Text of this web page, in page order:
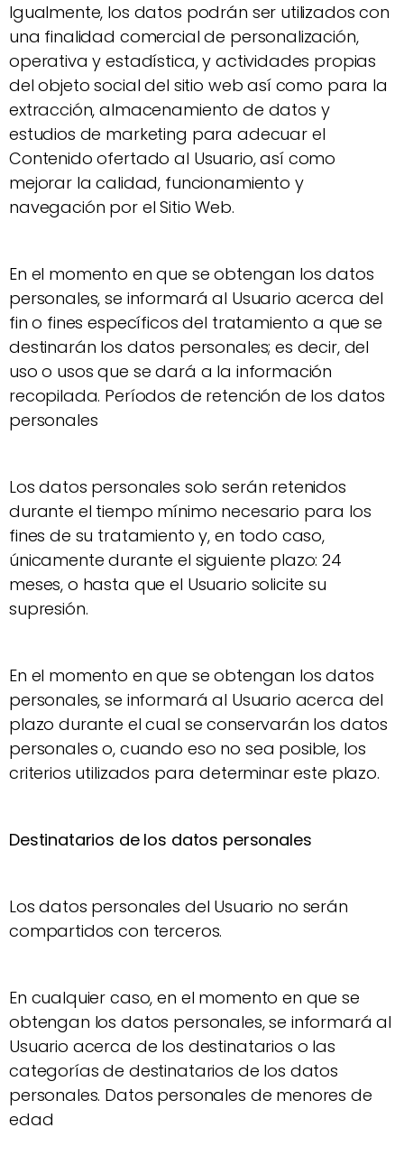
Igualmente, los datos podrán ser utilizados con
una finalidad comercial de personalización,
operativa y estadística, y actividades propias
del objeto social del sitio web así como para la
extracción, almacenamiento de datos y
estudios de marketing para adecuar el
Contenido ofertado al Usuario, así como
mejorar la calidad, funcionamiento y
navegación por el Sitio Web.
En el momento en que se obtengan los datos
personales, se informará al Usuario acerca del
fin o fines específicos del tratamiento a que se
destinarán los datos personales; es decir, del
uso o usos que se dará a la información
recopilada. Períodos de retención de los datos
personales
Los datos personales solo serán retenidos
durante el tiempo mínimo necesario para los
fines de su tratamiento y, en todo caso,
únicamente durante el siguiente plazo: 24
meses, o hasta que el Usuario solicite su
supresión.
En el momento en que se obtengan los datos
personales, se informará al Usuario acerca del
plazo durante el cual se conservarán los datos
personales o, cuando eso no sea posible, los
criterios utilizados para determinar este plazo.
Destinatarios de los datos personales
Los datos personales del Usuario no serán
compartidos con terceros.
En cualquier caso, en el momento en que se
obtengan los datos personales, se informará al
Usuario acerca de los destinatarios o las
categorías de destinatarios de los datos
personales. Datos personales de menores de
edad